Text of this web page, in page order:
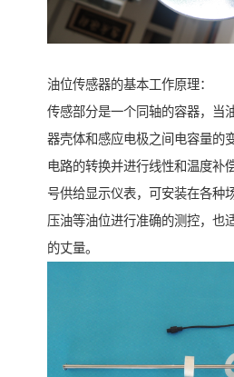
油位传感器的基本工作原理：
传感部分是一个同轴的容器，当
器壳体和感应电极之间电容量的
电路的转换并进行线性和温度补
号供给显示仪表，可安装在各种
压油等油位进行准确的测控，也
的丈量。